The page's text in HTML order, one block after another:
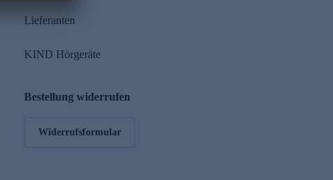
Lieferanten
KIND Hörgeräte
Bestellung widerrufen
Widerrufsformular